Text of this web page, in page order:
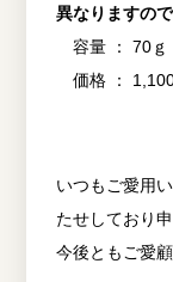
異なりますの
容量 ： 70ｇ
価格 ： 1,100
いつもご愛用
たせしており
今後ともご愛